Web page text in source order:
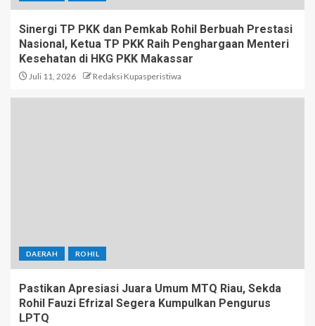
Sinergi TP PKK dan Pemkab Rohil Berbuah Prestasi
Nasional, Ketua TP PKK Raih Penghargaan Menteri
Kesehatan di HKG PKK Makassar
Juli 11, 2026 Redaksi Kupasperistiwa
DAERAH ROHIL
Pastikan Apresiasi Juara Umum MTQ Riau, Sekda
Rohil Fauzi Efrizal Segera Kumpulkan Pengurus
LPTQ